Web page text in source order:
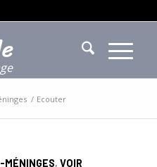
/ Ecouter
MÉNINGES, VOIR